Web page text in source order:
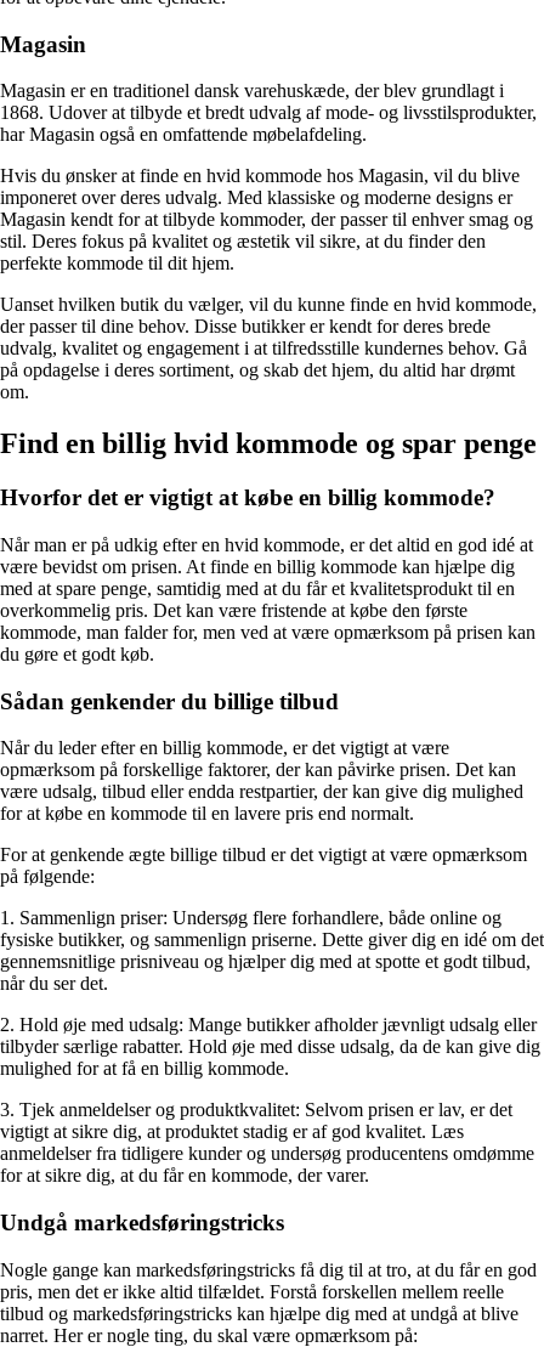
Magasin
Magasin er en traditionel dansk varehuskæde, der blev grundlagt i
1868. Udover at tilbyde et bredt udvalg af mode- og livsstilsprodukter,
har Magasin også en omfattende møbelafdeling.
Hvis du ønsker at finde en hvid kommode hos Magasin, vil du blive
imponeret over deres udvalg. Med klassiske og moderne designs er
Magasin kendt for at tilbyde kommoder, der passer til enhver smag og
stil. Deres fokus på kvalitet og æstetik vil sikre, at du finder den
perfekte kommode til dit hjem.
Uanset hvilken butik du vælger, vil du kunne finde en hvid kommode,
der passer til dine behov. Disse butikker er kendt for deres brede
udvalg, kvalitet og engagement i at tilfredsstille kundernes behov. Gå
på opdagelse i deres sortiment, og skab det hjem, du altid har drømt
om.
Find en billig hvid kommode og spar penge
Hvorfor det er vigtigt at købe en billig kommode?
Når man er på udkig efter en hvid kommode, er det altid en god idé at
være bevidst om prisen. At finde en billig kommode kan hjælpe dig
med at spare penge, samtidig med at du får et kvalitetsprodukt til en
overkommelig pris. Det kan være fristende at købe den første
kommode, man falder for, men ved at være opmærksom på prisen kan
du gøre et godt køb.
Sådan genkender du billige tilbud
Når du leder efter en billig kommode, er det vigtigt at være
opmærksom på forskellige faktorer, der kan påvirke prisen. Det kan
være udsalg, tilbud eller endda restpartier, der kan give dig mulighed
for at købe en kommode til en lavere pris end normalt.
For at genkende ægte billige tilbud er det vigtigt at være opmærksom
på følgende:
1. Sammenlign priser: Undersøg flere forhandlere, både online og
fysiske butikker, og sammenlign priserne. Dette giver dig en idé om det
gennemsnitlige prisniveau og hjælper dig med at spotte et godt tilbud,
når du ser det.
2. Hold øje med udsalg: Mange butikker afholder jævnligt udsalg eller
tilbyder særlige rabatter. Hold øje med disse udsalg, da de kan give dig
mulighed for at få en billig kommode.
3. Tjek anmeldelser og produktkvalitet: Selvom prisen er lav, er det
vigtigt at sikre dig, at produktet stadig er af god kvalitet. Læs
anmeldelser fra tidligere kunder og undersøg producentens omdømme
for at sikre dig, at du får en kommode, der varer.
Undgå markedsføringstricks
Nogle gange kan markedsføringstricks få dig til at tro, at du får en god
pris, men det er ikke altid tilfældet. Forstå forskellen mellem reelle
tilbud og markedsføringstricks kan hjælpe dig med at undgå at blive
narret. Her er nogle ting, du skal være opmærksom på: